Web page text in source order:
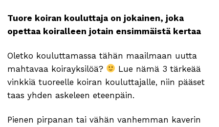
Tuore koiran kouluttaja on jokainen, joka
opettaa koiralleen jotain ensimmäistä kertaa
Oletko kouluttamassa tähän maailmaan uutta
mahtavaa koirayksilöä?
Lue nämä 3 tärkeää
vinkkiä tuoreelle koiran kouluttajalle, niin pääset
taas yhden askeleen eteenpäin.
Pienen pirpanan tai vähän vanhemman kaverin